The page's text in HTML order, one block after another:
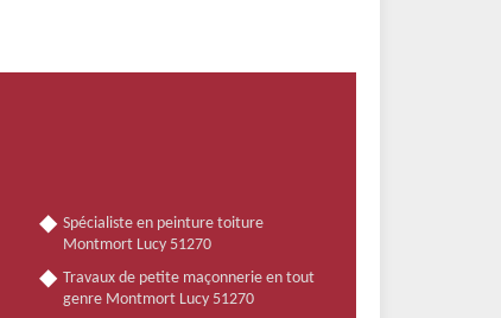
Spécialiste en peinture toiture
Montmort Lucy 51270
Travaux de petite maçonnerie en tout
genre Montmort Lucy 51270